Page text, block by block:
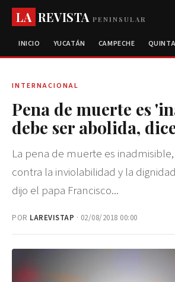
LA REVISTAPENINSULAR
INICIO YUCATÁN CAMPECHE
INTERNACIONAL
Pena de muerte es
debe ser abolida,
La pena de muerte es
contra la inviolabilidad y la
dijo el papa Francisco...
POR LAREVISTAP · 02/08/2018 00:00